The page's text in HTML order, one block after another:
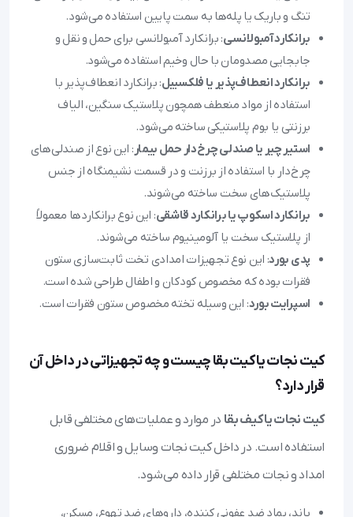
تنگ و باریک یا پله‌ها به سمت پایین استفاده می‌شود.
برانکارد آمبولانسی: برانکارد آمبولانسی برای حمل و نقل و
جابجایی مصدومان با حال وخیم استفاده می‌شود.
برانکارد انعطاف‌پذیر یا فلکسیبل: برانکارد انعطاف‌پذیر با
استفاده از مواد منعطف همچون پلاستیک سنگین، الیاف
برزنتی یا بوم پلاستیکی ساخته می‌شود.
استیر چیر یا صندلی چرخ‌دار حمل بیمار : این نوع از صندلی‌های
چرخ‌دار با استفاده از برزنت و در قسمت نشیمنگاه از جنس
پلاستیک‌های سخت ساخته می‌شوند.
برانکارد اسکوپ یا برانکارد قاشقی: این نوع برانکارد‌ها معمولاً
از پلاستیک سخت یا آلومینیوم ساخته می‌شوند.
پدی بورد: این نوع تجهیزات امدادی تخت ثابت‌سازی ستون
فقرات بوده که مخصوص کودکان و اطفال طراحی شده است.
اسپرایت بورد: این وسیله تخته مخصوص ستون فقرات است.
کیت نجات یا کیت بقا چیست و چه تجهیزاتی در داخل آن
قرار دارد؟
کیت نجات یا کیف بقا در موارد و عملیات‌های مختلفی قابل
استفاده است. در داخل کیت نجات وسایل و اقلام ضروری
امداد و نجات مختلفی قرار داده می‌شود.
باند، پماد ضد عفونی کننده، داروهای ضد تهوع، مسکن،